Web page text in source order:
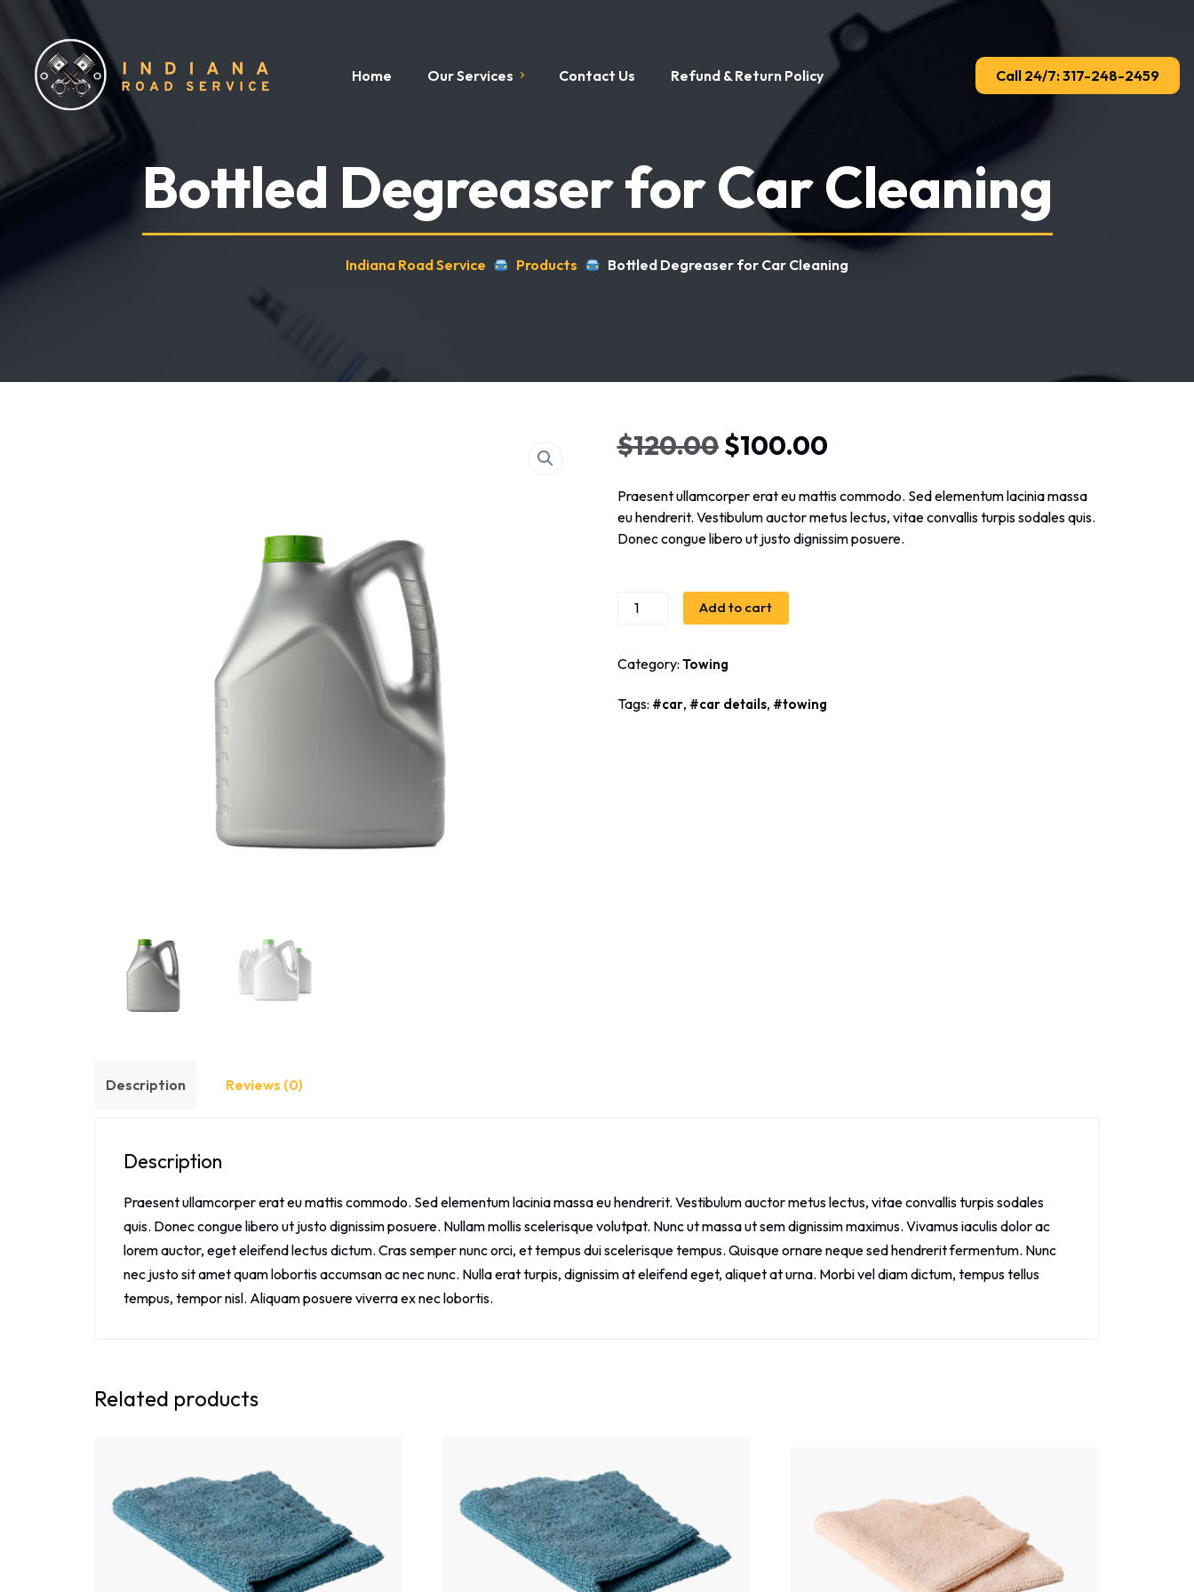
Home Our Services Contact Us Refund & Return Policy Call 24/7: 317-248-2459
Bottled Degreaser for Car Cleaning
Indiana Road Service Products Bottled Degreaser for Car Cleaning
$120.00$100.00
Praesent ullamcorper erat eu mattis commodo. Sed elementum lacinia massa
eu hendrerit. Vestibulum auctor metus lectus, vitae convallis turpis sodales quis.
Donec congue libero ut justo dignissim posuere.
Add to cart
Category: Towing
Tags: car, car details, towing
Description Reviews (0)
Description
Praesent ullamcorper erat eu mattis commodo. Sed elementum lacinia massa eu hendrerit. Vestibulum auctor metus lectus, vitae convallis turpis sodales
quis. Donec congue libero ut justo dignissim posuere. Nullam mollis scelerisque volutpat. Nunc ut massa ut sem dignissim maximus. Vivamus iaculis dolor ac
lorem auctor, eget eleifend lectus dictum. Cras semper nunc orci, et tempus dui scelerisque tempus. Quisque ornare neque sed hendrerit fermentum. Nunc
nec justo sit amet quam lobortis accumsan ac nec nunc. Nulla erat turpis, dignissim at eleifend eget, aliquet at urna. Morbi vel diam dictum, tempus tellus
tempus, tempor nisl. Aliquam posuere viverra ex nec lobortis.
Related products